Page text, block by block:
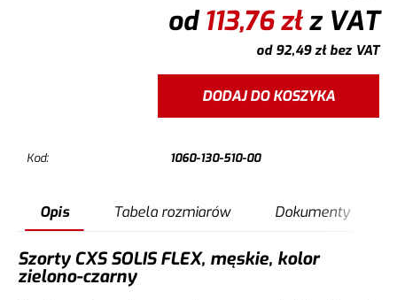
od113,76złz VAT
od 92,49złbez VAT
DODAJ DO KOSZYKA
Kod: 1060-130-510-00
Opis Tabela rozmiarów Dokumenty
Szorty CXS SOLIS FLEX, męskie, kolor
zielono-czarny